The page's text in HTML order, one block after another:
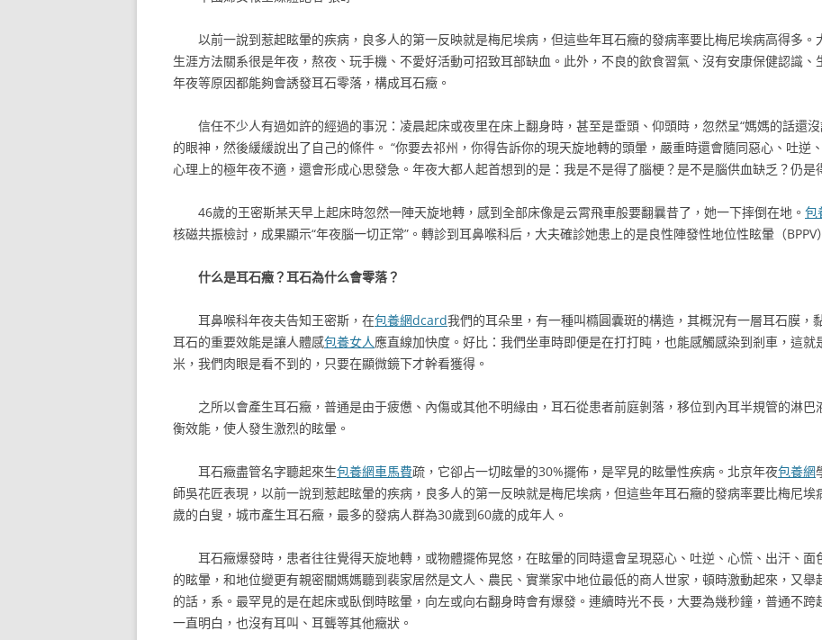
以前一說到惹起眩暈的疾病，良多人的第一反映就是梅尼埃病，但這些年耳石癥的發病率要比梅尼埃病高得多。
生涯方法關系很是年夜，熬夜、玩手機、不愛好活動可招致耳部缺血。此外，不良的飲食習氣、沒有安康保健認識、
年夜等原因都能夠會誘發耳石零落，構成耳石癥。
信任不少人有過如許的經過的事況：凌晨起床或夜里在床上翻身時，甚至是垂頭、仰頭時，忽然呈“媽媽的話還
的眼神，然後緩緩說出了自己的條件。 “你要去祁州，你得告訴你的現天旋地轉的頭暈，嚴重時還會隨同惡心、吐逆
心理上的極年夜不適，還會形成心思發急。年夜大都人起首想到的是：我是不是得了腦梗？是不是腦供血缺乏？仍是
46歲的王密斯某天早上起床時忽然一陣天旋地轉，感到全部床像是云霄飛車般要翻曩昔了，她一下摔倒在地。 包
核磁共振檢討，成果顯示“年夜腦一切正常”。轉診到耳鼻喉科后，大夫確診她患上的是良性陣發性地位性眩暈（BPPV
什么是耳石癥？耳石為什么會零落？
耳鼻喉科年夜夫告知王密斯，在包養網dcard我們的耳朵里，有一種叫橢圓囊斑的構造，其概況有一層耳石膜，
耳石的重要效能是讓人體感包養女人應直線加快度。好比：我們坐車時即便是在打打盹，也能感觸感染到剎車，這
米，我們肉眼是看不到的，只要在顯微鏡下才幹看獲得。
之所以會產生耳石癥，普通是由于疲憊、內傷或其他不明緣由，耳石從患者前庭剝落，移位到內耳半規管的淋巴
衡效能，使人發生激烈的眩暈。
耳石癥盡管名字聽起來生包養網車馬費疏，它卻占一切眩暈的30%擺佈，是罕見的眩暈性疾病。北京年夜包養網
師吳花匠表現，以前一說到惹起眩暈的疾病，良多人的第一反映就是梅尼埃病，但這些年耳石癥的發病率要比梅尼
歲的白叟，城市產生耳石癥，最多的發病人群為30歲到60歲的成年人。
耳石癥爆發時，患者往往覺得天旋地轉，或物體擺佈晃悠，在眩暈的同時還會呈現惡心、吐逆、心慌、出汗、
的眩暈，和地位變更有親密關媽媽聽到裴家居然是文人、農民、實業家中地位最低的商人世家，頓時激動起來，又
的話，系。最罕見的是在起床或臥倒時眩暈，向左或向右翻身時會有爆發。連續時光不長，大要為幾秒鐘，普通不
一直明白，也沒有耳叫、耳聾等其他癥狀。